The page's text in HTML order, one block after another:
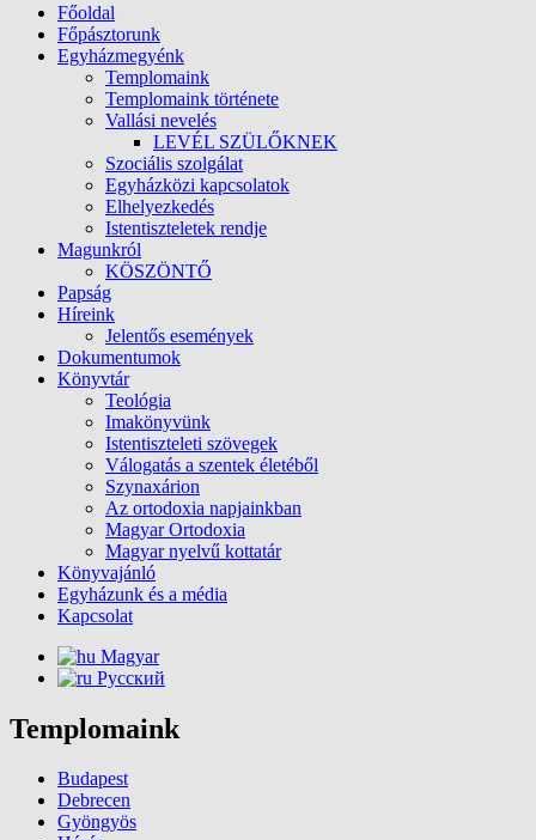
Főoldal
Főpásztorunk
Egyházmegyénk
Templomaink
Templomaink története
Vallási nevelés
LEVÉL SZÜLŐKNEK
Szociális szolgálat
Egyházközi kapcsolatok
Elhelyezkedés
Istentiszteletek rendje
Magunkról
KÖSZÖNTŐ
Papság
Híreink
Jelentős események
Dokumentumok
Könyvtár
Teológia
Imakönyvünk
Istentiszteleti szövegek
Válogatás a szentek életéből
Szynaxárion
Az ortodoxia napjainkban
Magyar Ortodoxia
Magyar nyelvű kottatár
Könyvajánló
Egyházunk és a média
Kapcsolat
Magyar
Русский
Templomaink
Budapest
Debrecen
Gyöngyös